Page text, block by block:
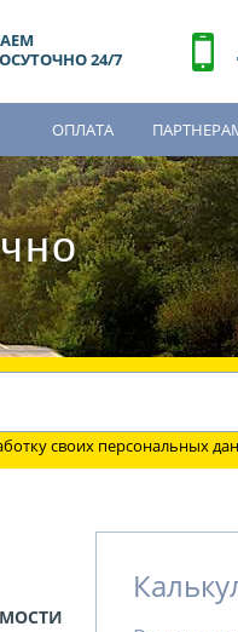
24/7
ОПЛАТА
своих персональных